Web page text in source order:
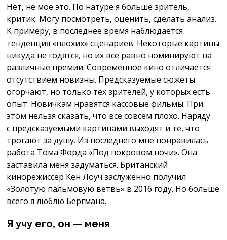
Нет, не мое это. По натуре я больше зритель,
критик. Могу посмотреть, оценить, сделать анализ.
К примеру, в последнее время наблюдается
тенденция «плохих» сценариев. Некоторые картины
никуда не годятся, но их все равно номинируют на
различные премии. Современное кино отличается
отсутствием новизны. Предсказуемые сюжеты
огорчают, но только тех зрителей, у которых есть
опыт. Новичкам нравятся кассовые фильмы. При
этом нельзя сказать, что все совсем плохо. Наряду
с предсказуемыми картинами выходят и те, что
трогают за душу. Из последнего мне понравилась
работа Тома Форда «Под покровом ночи». Она
заставила меня задуматься. Британский
кинорежиссер Кен Лоуч заслуженно получил
«Золотую пальмовую ветвь» в 2016 году. Но больше
всего я люблю Бергмана.
Я учу его, он — меня